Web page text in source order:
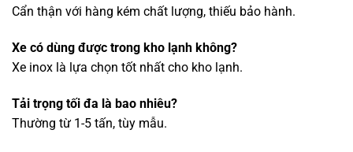
Cẩn thận với hàng kém chất lượng, thiếu bảo hành.
Xe có dùng được trong kho lạnh không?
Xe inox là lựa chọn tốt nhất cho kho lạnh.
Tải trọng tối đa là bao nhiêu?
Thường từ 1-5 tấn, tùy mẫu.